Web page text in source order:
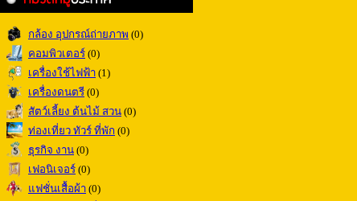
กล้อง อุปกรณ์ถ่ายภาพ (0)
คอมพิวเตอร์ (0)
เครื่องใช้ไฟฟ้า (1)
เครื่องดนตรี (0)
สัตว์เลี้ยง ต้นไม้ สวน (0)
ท่องเที่ยว ทัวร์ ที่พัก (0)
ธุรกิจ งาน (0)
เฟอนิเจอร์ (0)
แฟชั่นเสื้อผ้า (0)